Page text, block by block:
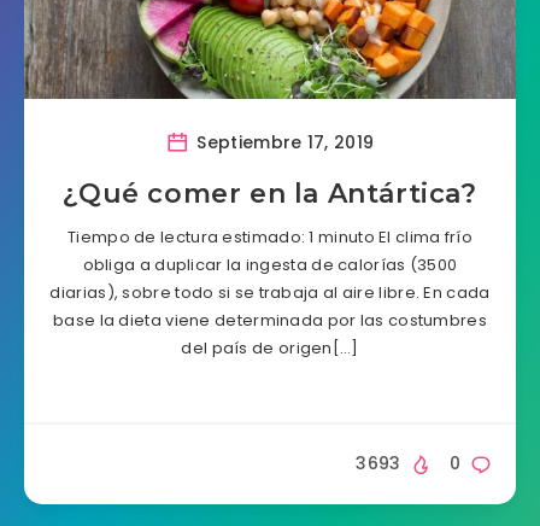
Septiembre 17, 2019
¿Qué comer en la Antártica?
Tiempo de lectura estimado: 1 minuto El clima frío
obliga a duplicar la ingesta de calorías (3500
diarias), sobre todo si se trabaja al aire libre. En cada
base la dieta viene determinada por las costumbres
del país de origen[…]
0
3693